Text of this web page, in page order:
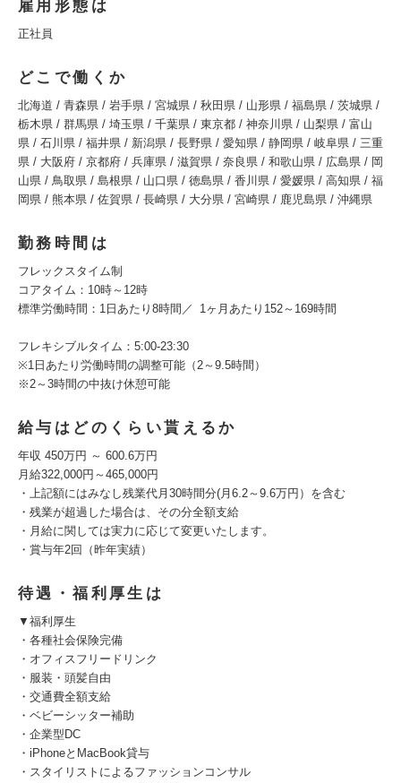
雇用形態は
正社員
どこで働くか
北海道 / 青森県 / 岩手県 / 宮城県 / 秋田県 / 山形県 / 福島県 / 茨城県 /
栃木県 / 群馬県 / 埼玉県 / 千葉県 / 東京都 / 神奈川県 / 山梨県 / 富山
県 / 石川県 / 福井県 / 新潟県 / 長野県 / 愛知県 / 静岡県 / 岐阜県 / 三重
県 / 大阪府 / 京都府 / 兵庫県 / 滋賀県 / 奈良県 / 和歌山県 / 広島県 / 岡
山県 / 鳥取県 / 島根県 / 山口県 / 徳島県 / 香川県 / 愛媛県 / 高知県 / 福
岡県 / 熊本県 / 佐賀県 / 長崎県 / 大分県 / 宮崎県 / 鹿児島県 / 沖縄県
勤務時間は
フレックスタイム制
コアタイム：10時～12時
標準労働時間：1日あたり8時間／ 1ヶ月あたり152～169時間
フレキシブルタイム：5:00-23:30
※1日あたり労働時間の調整可能（2～9.5時間）
※2～3時間の中抜け休憩可能
給与はどのくらい貰えるか
年収 450万円 ～ 600.6万円
月給322,000円～465,000円
・上記額にはみなし残業代月30時間分(月6.2～9.6万円）を含む
・残業が超過した場合は、その分全額支給
・月給に関しては実力に応じて変更いたします。
・賞与年2回（昨年実績）
待遇・福利厚生は
▼福利厚生
・各種社会保険完備
・オフィスフリードリンク
・服装・頭髪自由
・交通費全額支給
・ベビーシッター補助
・企業型DC
・iPhoneとMacBook貸与
・スタイリストによるファッションコンサル